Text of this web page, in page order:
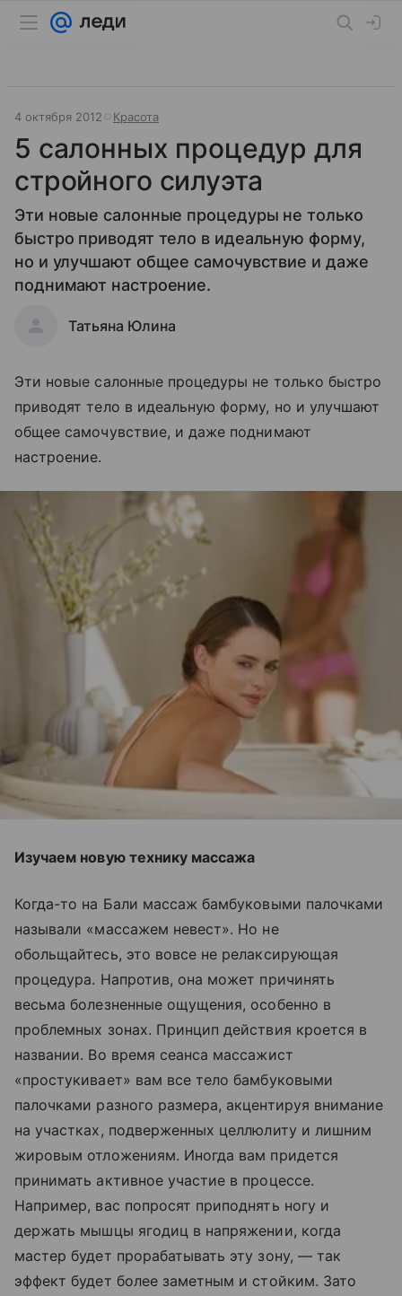
4 октября 2012 Красота
5 салонных процедур для
стройного силуэта
Эти новые салонные процедуры не только
быстро приводят тело в идеальную форму,
но и улучшают общее самочувствие и даже
поднимают настроение.
Татьяна Юлина
Эти новые салонные процедуры не только быстро
приводят тело в идеальную форму, но и улучшают
общее самочувствие, и даже поднимают
настроение.
Изучаем новую технику массажа
Когда-то на Бали массаж бамбуковыми палочками
называли «массажем невест». Но не
обольщайтесь, это вовсе не релаксирующая
процедура. Напротив, она может причинять
весьма болезненные ощущения, особенно в
проблемных зонах. Принцип действия кроется в
названии. Во время сеанса массажист
«простукивает» вам все тело бамбуковыми
палочками разного размера, акцентируя внимание
на участках, подверженных целлюлиту и лишним
жировым отложениям. Иногда вам придется
принимать активное участие в процессе.
Например, вас попросят приподнять ногу и
держать мышцы ягодиц в напряжении, когда
мастер будет прорабатывать эту зону, — так
эффект будет более заметным и стойким. Зато